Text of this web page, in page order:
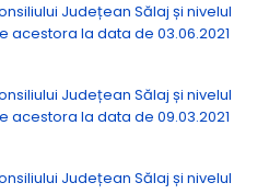
Județean Sălaj și nivelul
la data de 03.06.2021
Județean Sălaj și nivelul
la data de 09.03.2021
Județean Sălaj și nivelul